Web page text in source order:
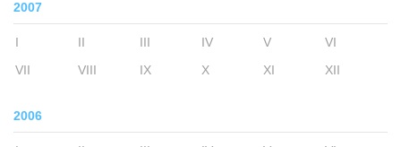
2007
I II III IV V
VI
VII
VIII IX X XI XII
2006